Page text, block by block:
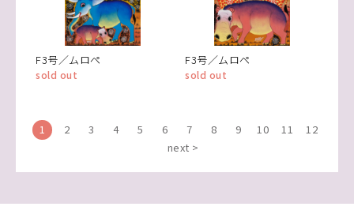
F3号／ムロペ
sold out
F3号／ムロペ
sold out
1 2 3 4 5 6 7 8 9 10 11
12
next >